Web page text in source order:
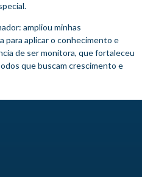
ampliou minhas
para aplicar o conhecimento e
de ser monitora, que fortaleceu
que buscam crescimento e